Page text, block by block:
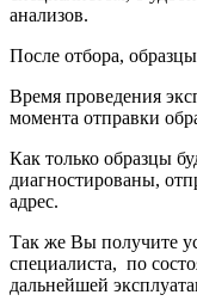
анализов.
После отбора,
Время проведения
момента отправки
Как только образцы
диагностированы,
адрес.
Так же Вы получите
специалиста, по
дальнейшей